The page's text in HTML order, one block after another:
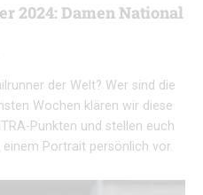
2024: Damen National
der Welt? Wer sind die
Wochen klären wir diese
Punkten und stellen euch
Portrait persönlich vor.